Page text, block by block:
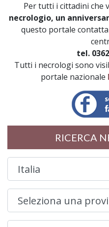
Per tutti i cittadini che
necrologio, un
questo portale
tel.
Tutti i necrologi sono
portale nazionale
RICERCA